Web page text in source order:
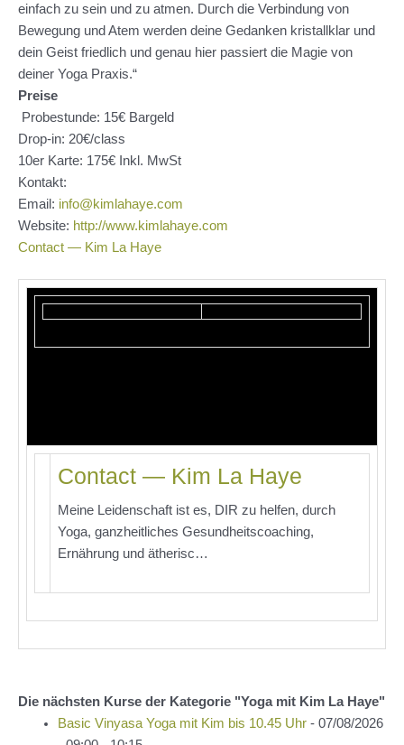
einfach zu sein und zu atmen. Durch die Verbindung von
Bewegung und Atem werden deine Gedanken kristallklar und
dein Geist friedlich und genau hier passiert die Magie von
deiner Yoga Praxis.“
Preise
Probestunde: 15€ Bargeld
Drop-in: 20€/class
10er Karte: 175€ Inkl. MwSt
Kontakt:
Email: info@kimlahaye.com
Website: http://www.kimlahaye.com
Contact — Kim La Haye
Contact — Kim La Haye
Meine Leidenschaft ist es, DIR zu helfen, durch
Yoga, ganzheitliches Gesundheitscoaching,
Ernährung und ätherisc…
Die nächsten Kurse der Kategorie "Yoga mit Kim La Haye"
Basic Vinyasa Yoga mit Kim bis 10.45 Uhr- 07/08/2026